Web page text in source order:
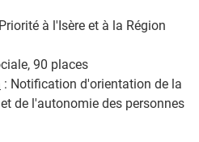
à l'Isère et à la Région
90 places
: Notification d'orientation de la
de l'autonomie des personnes